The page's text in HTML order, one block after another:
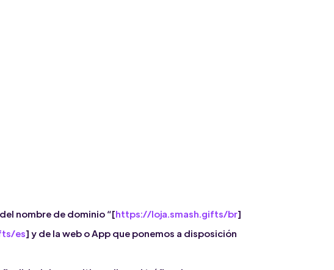
nombre de dominio “[https://loja.smash.gifts/br]
es] y de la web o App que ponemos a disposición